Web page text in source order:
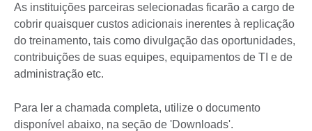
As instituições parceiras selecionadas ficarão a cargo de
cobrir quaisquer custos adicionais inerentes à replicação
do treinamento, tais como divulgação das oportunidades,
contribuições de suas equipes, equipamentos de TI e de
administração etc.
Para ler a chamada completa, utilize o documento
disponível abaixo, na seção de 'Downloads'.